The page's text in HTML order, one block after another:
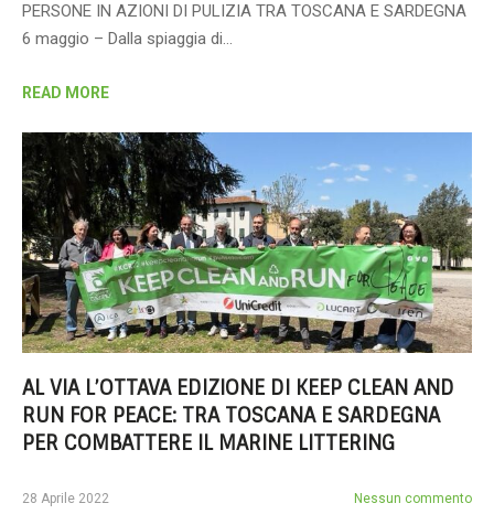
PERSONE IN AZIONI DI PULIZIA TRA TOSCANA E SARDEGNA
6 maggio – Dalla spiaggia di…
READ MORE
AL VIA L’OTTAVA EDIZIONE DI KEEP CLEAN AND
RUN FOR PEACE: TRA TOSCANA E SARDEGNA
PER COMBATTERE IL MARINE LITTERING
28 Aprile 2022 Nessun commento